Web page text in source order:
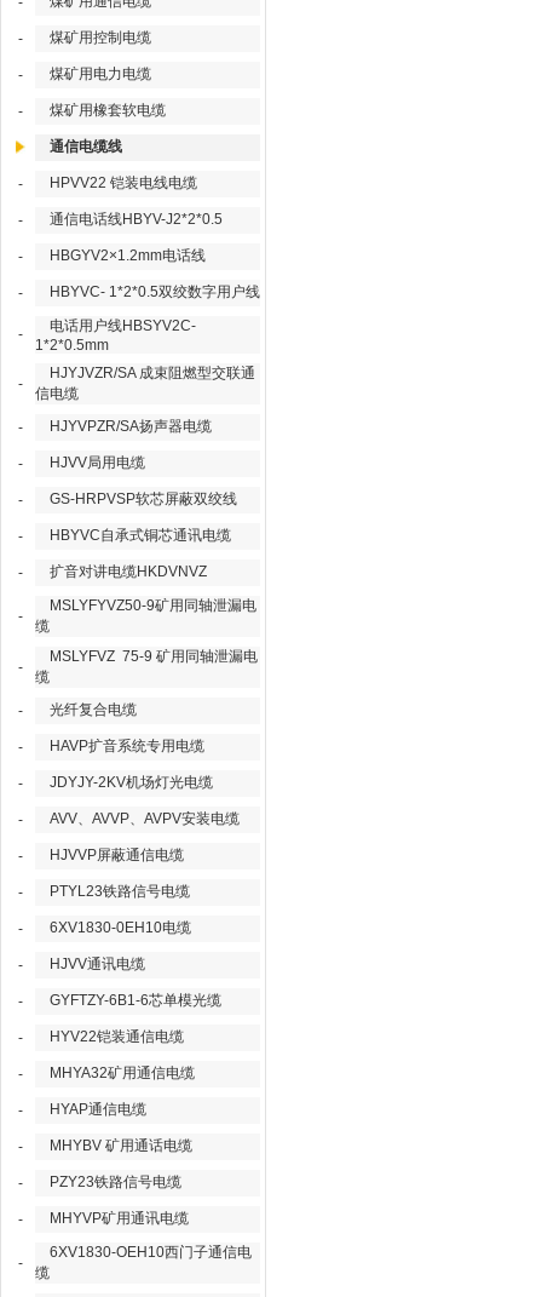
- 煤矿用控制电缆
- 煤矿用电力电缆
- 煤矿用橡套软电缆
通信电缆线
- HPVV22 铠装电线电缆
- 通信电话线HBYV-J2*2*0.5
- HBGYV2×1.2mm电话线
- HBYVC- 1*2*0.5双绞数字用户线
-
电话用户线HBSYV2C-
1*2*0.5mm
-
HJYJVZR/SA 成束阻燃型交联通
信电缆
-
HJYVPZR/SA扬声器电缆
- HJVV局用电缆
- GS-HRPVSP软芯屏蔽双绞线
- HBYVC自承式铜芯通讯电缆
- 扩音对讲电缆HKDVNVZ
-
MSLYFYVZ50-9矿用同轴泄漏电
缆
-
MSLYFVZ 75-9 矿用同轴泄漏电
缆
-
光纤复合电缆
- HAVP扩音系统专用电缆
- JDYJY-2KV机场灯光电缆
- AVV、AVVP、AVPV安装电缆
- HJVVP屏蔽通信电缆
- PTYL23铁路信号电缆
- 6XV1830-0EH10电缆
- HJVV通讯电缆
- GYFTZY-6B1-6芯单模光缆
- HYV22铠装通信电缆
- MHYA32矿用通信电缆
- HYAP通信电缆
- MHYBV 矿用通话电缆
- PZY23铁路信号电缆
- MHYVP矿用通讯电缆
-
6XV1830-OEH10西门子通信电
缆